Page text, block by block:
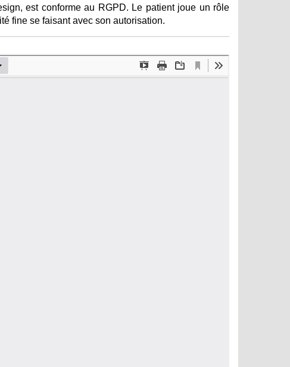
est conforme au RGPD. Le patient joue un rôle
fine se faisant avec son autorisation.